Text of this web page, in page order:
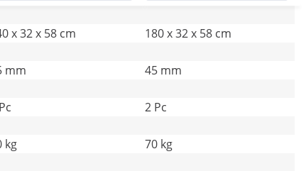
x 32 x 58 cm
180 x 32 x 58 cm
mm
45 mm
2 Pc
kg
70 kg